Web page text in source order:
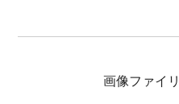
画像ファイ